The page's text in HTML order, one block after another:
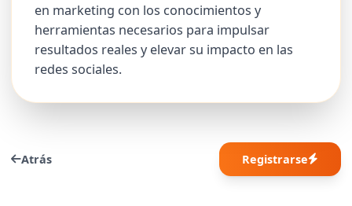
en marketing con los conocimientos y
herramientas necesarios para impulsar
resultados reales y elevar su impacto en las
redes sociales.
Atrás Registrarse